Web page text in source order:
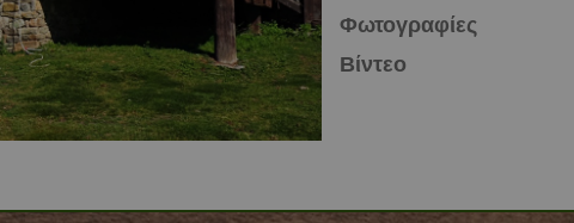
Φωτογραφίες
Βίντεο